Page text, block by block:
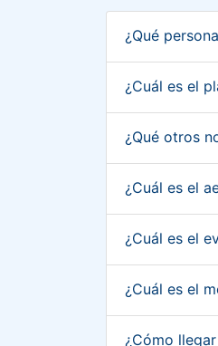
¿Qué
¿Cuál es el
¿Qué otros
¿Cuál es el
¿Cuál es el
¿Cuál es el
¿Cómo